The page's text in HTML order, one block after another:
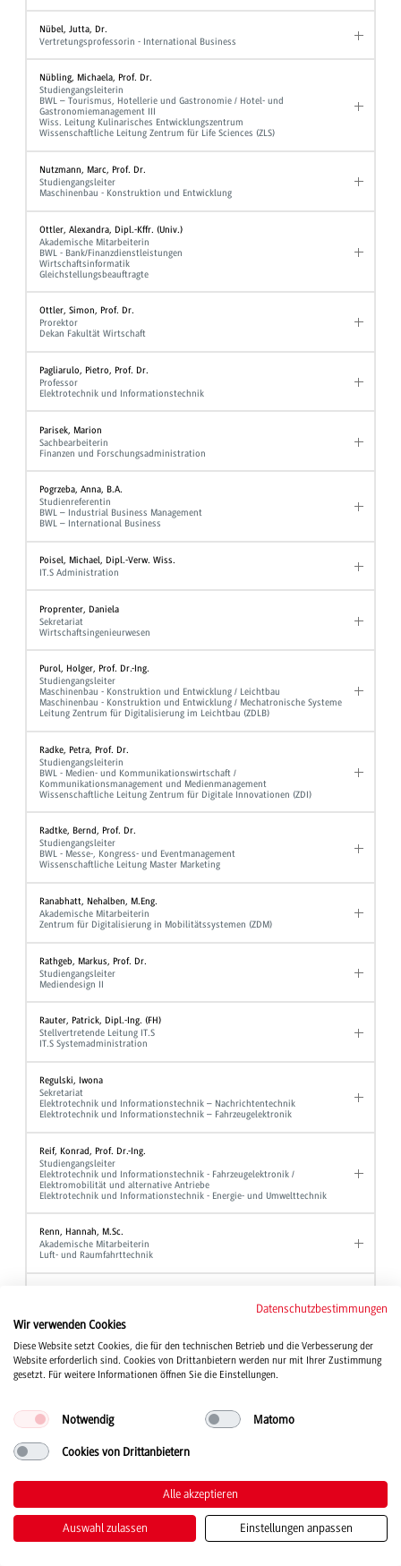
Nübel, Jutta, Dr.
Vertretungsprofessorin - International Business
Nübling, Michaela, Prof. Dr.
Studiengangsleiterin
BWL – Tourismus, Hotellerie und Gastronomie / Hotel- und
Gastronomiemanagement III
Wiss. Leitung Kulinarisches Entwicklungszentrum
Wissenschaftliche Leitung Zentrum für Life Sciences (ZLS)
Nutzmann, Marc, Prof. Dr.
Studiengangsleiter
Maschinenbau - Konstruktion und Entwicklung
Ottler, Alexandra, Dipl.-Kffr. (Univ.)
Akademische Mitarbeiterin
BWL - Bank/Finanzdienstleistungen
Wirtschaftsinformatik
Gleichstellungsbeauftragte
Ottler, Simon, Prof. Dr.
Prorektor
Dekan Fakultät Wirtschaft
Pagliarulo, Pietro, Prof. Dr.
Professor
Elektrotechnik und Informationstechnik
Parisek, Marion
Sachbearbeiterin
Finanzen und Forschungsadministration
Pogrzeba, Anna, B.A.
Studienreferentin
BWL – Industrial Business Management
BWL – International Business
Poisel, Michael, Dipl.-Verw. Wiss.
IT.S Administration
Proprenter, Daniela
Sekretariat
Wirtschaftsingenieurwesen
Purol, Holger, Prof. Dr.-Ing.
Studiengangsleiter
Maschinenbau - Konstruktion und Entwicklung / Leichtbau
Maschinenbau - Konstruktion und Entwicklung / Mechatronische Systeme
Leitung Zentrum für Digitalisierung im Leichtbau (ZDLB)
Radke, Petra, Prof. Dr.
Studiengangsleiterin
BWL - Medien- und Kommunikationswirtschaft /
Kommunikationsmanagement und Medienmanagement
Wissenschaftliche Leitung Zentrum für Digitale Innovationen (ZDI)
Radtke, Bernd, Prof. Dr.
Studiengangsleiter
BWL - Messe-, Kongress- und Eventmanagement
Wissenschaftliche Leitung Master Marketing
Ranabhatt, Nehalben, M.Eng.
Akademische Mitarbeiterin
Zentrum für Digitalisierung in Mobilitätssystemen (ZDM)
Rathgeb, Markus, Prof. Dr.
Studiengangsleiter
Mediendesign II
Rauter, Patrick, Dipl.-Ing. (FH)
Stellvertretende Leitung IT.S
IT.S Systemadministration
Regulski, Iwona
Sekretariat
Elektrotechnik und Informationstechnik – Nachrichtentechnik
Elektrotechnik und Informationstechnik – Fahrzeugelektronik
Reif, Konrad, Prof. Dr.-Ing.
Studiengangsleiter
Elektrotechnik und Informationstechnik - Fahrzeugelektronik /
Elektromobilität und alternative Antriebe
Elektrotechnik und Informationstechnik - Energie- und Umwelttechnik
Renn, Hannah, M.Sc.
Akademische Mitarbeiterin
Luft- und Raumfahrttechnik
Gleichbehandlungsmanager
Rieber, Jochen, Prof. Dr.
Professor
Rief, Manfred, Dipl.-Ing. (FH)
Maschinenbau
Rieger, Bernd, Prof. Dr.
BWL - Bank und BWL - Finanzdienstleistungen
Riegger, Chiara
Datenschutzbestimmungen
Wir verwenden Cookies
Diese Website setzt Cookies, die für den technischen Betrieb und die Verbesserung der
Website erforderlich sind. Cookies von Drittanbietern werden nur mit Ihrer Zustimmung
gesetzt. Für weitere Informationen öffnen Sie die Einstellungen.
Notwendig Matomo
Cookies von Drittanbietern
Alle akzeptieren
Auswahl zulassen Einstellungen anpassen